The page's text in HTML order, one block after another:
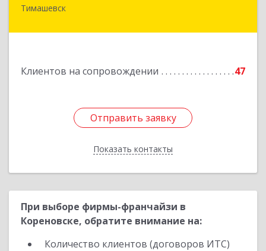
Тимашевск
Клиентов на сопровождении 47
Отправить заявку
Показать контакты
352700, Краснодарский край, Тимашевский р-н,
Отправить заявку
Назад
При выборе фирмы-франчайзи в
Кореновске, обратите внимание на:
Количество клиентов (договоров ИТС)